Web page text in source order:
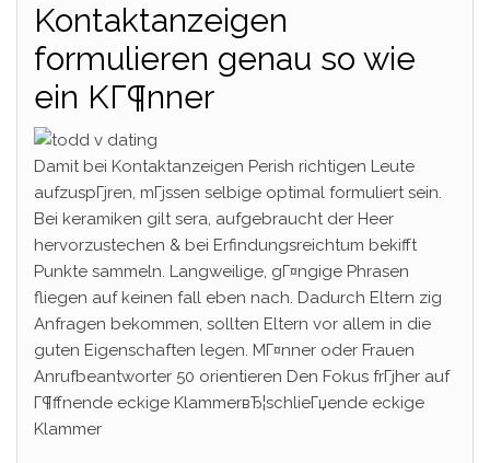
Kontaktanzeigen
formulieren genau so wie
ein KГ¶nner
Damit bei Kontaktanzeigen Perish richtigen Leute
aufzuspГјren, mГјssen selbige optimal formuliert sein.
Bei keramiken gilt sera, aufgebraucht der Heer
hervorzustechen & bei Erfindungsreichtum bekifft
Punkte sammeln. Langweilige, gГ¤ngige Phrasen
fliegen auf keinen fall eben nach. Dadurch Eltern zig
Anfragen bekommen, sollten Eltern vor allem in die
guten Eigenschaften legen. MГ¤nner oder Frauen
Anrufbeantworter 50 orientieren Den Fokus frГјher auf
Г¶ffnende eckige KlammerвЂ¦schlieГџende eckige
Klammer